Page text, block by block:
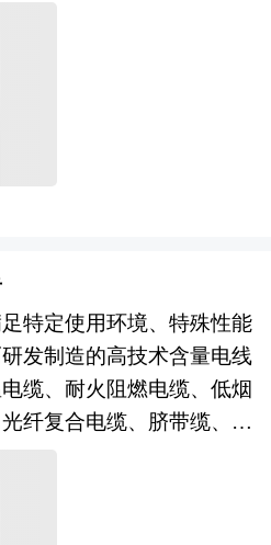
，提高管理和运营能力。
电子设备行业投资之前，
因素进行具体调查、研
性、效果效益程度，提出
为电子设备行业投资决策
性报告。以阐述对电子设
，是企业了解各行业当前
机会、做出正确投资和明
的精品资料。 本研究咨
司领衔撰写，在大量周密
依据了国家统计局、国家
家经济信息中心、国务院
总署、全国商业信息中
心、中国行业研究网、国
务关联所形成的协同效
况与差异化驱动因素产生
优势。但是，协同效应是
，它是由组织结构而不是
产业关联性以及源于共同
任是最基本的条件。因此
必然选择。对于产业园区
统性的发展理念，无论是
新环境，还是在招商引资
联系出发，并以提高区域
力的产业为指导思想。在
措施，将会推动园区进一
济发展趋势看，各种产
、精准定位技术、振动抑
术等。 作为高端装备制
专用机广泛应用于各类细
与制造需严格遵循相关行
求进行定制化研发，同时
，随着智能制造技术的不
着更高速度、更高精度、
专项作业能力，适配细分
需求，为各行业的产业升
装备支撑，其核心价值在
，将高速性能转化为持
产能，填补通用设备在细
在大量周密的市场调研基
计局、国家商务部、国家
心、国务院发展研究中
从概念验证走向规模化商
降低对操作人员专业技能
现场化趋势日益凸显，便
仪等现场快速检测设备在
诊断及工业过程控制领域
动分析技术从实验室走向
学、实时监测等前沿方向
第四，绿色分析化学理念
溶剂消耗、低能耗、易回
环境足迹管理成为产品竞
咨询报告由中研普华咨
周密的市场调研基础上，
国家商务部、国家发改
国务院发展研究中心、全
技术迭代。在供给侧，永
度与高效率优势在新能源
域快速渗透，扁线电机、
创新方向加速产业化，数
能化技术提升电机全生命
局方面，中国凭借完整的
能力与成本竞争优势，已
域占据主导地位；但在高
机、大型特种电机及核心
企业仍具技术积淀与品牌
源供应链安全、关键绝缘
网络建设等问题日益凸
、梯度竞争"的市场格局特
行业将在能源革命深化
球精密仪器产业正处于
发、国产替代加速推进与
革期，精密仪器的技术属
核心装备、科研基础设施
行业边界在量子传感、人
中持续拓展。从产业发展
结构性特征。分析仪器
中需求稳健，但高端产品
产设备在特定应用场景实
域，5G通信、半导体测
络分析仪、示波器及半导
高频高速及多通道集成成
密仪器领域，高端显微
涉仪在生命科学与半导体
特定使用环境、特殊性能
发制造的高技术含量电线
缆、耐火阻燃电缆、低烟
纤复合电缆、脐带缆、核
传输与信号控制系统的关
业横跨材料科学、电气工